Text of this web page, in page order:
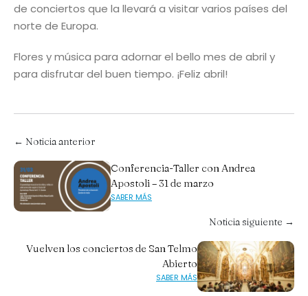
de conciertos que la llevará a visitar varios países del
norte de Europa.
Flores y música para adornar el bello mes de abril y
para disfrutar del buen tiempo. ¡Feliz abril!
← Noticia anterior
Conferencia-Taller con Andrea
Apostoli – 31 de marzo
SABER MÁS
Noticia siguiente →
Vuelven los conciertos de San Telmo
Abierto
SABER MÁS